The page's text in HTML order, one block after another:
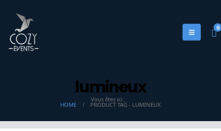
0
lumineux
Vous êtes ici :
HOME PRODUCT TAG - LUMINEUX